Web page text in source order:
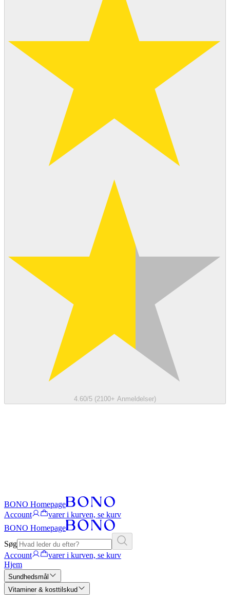
4.60/5 (2100+ Anmeldelser)
BONO Homepage
Account
varer i kurven, se kurv
BONO Homepage
Søg
Account
varer i kurven, se kurv
Hjem
Sundhedsmål
Vitaminer & kosttilskud